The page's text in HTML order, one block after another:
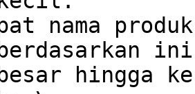
nama
berdasarkan
hingga